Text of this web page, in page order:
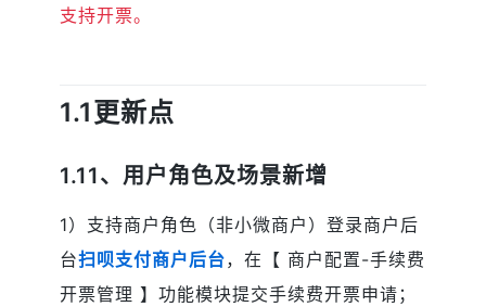
支持开票。
1.1更新点
1.11、用户角色及场景新增
1）支持商户角色（非小微商户）登录商户后
台扫呗支付商户后台，在【 商户配置-手续费
开票管理 】功能模块提交手续费开票申请；